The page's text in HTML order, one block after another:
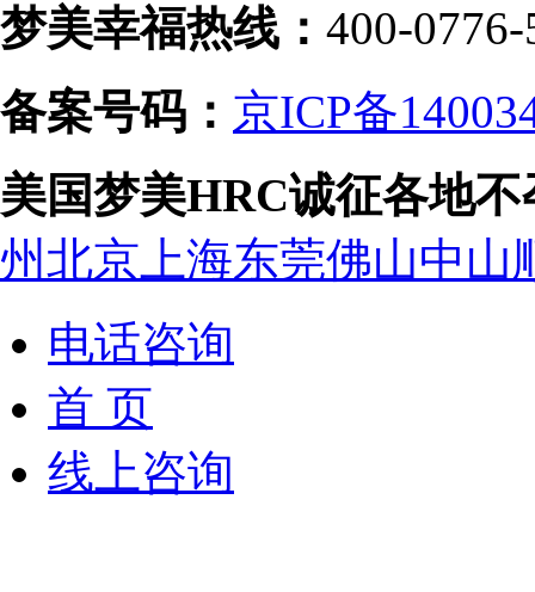
梦美幸福热线： 400-0776-
备案号码： 京ICP备
美国梦美HRC诚征各地
州北京 上海东莞佛山中山
电话咨询
首 页
线上咨询